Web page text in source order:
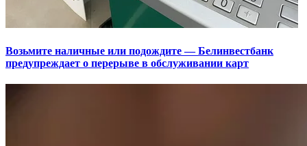
Возьмите наличные или подождите — Белинвестбанк
предупреждает о перерыве в обслуживании карт